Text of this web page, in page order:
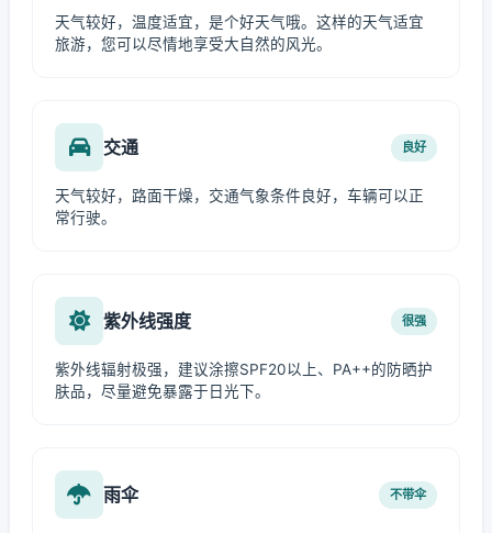
天气较好，温度适宜，是个好天气哦。这样的天气适宜
旅游，您可以尽情地享受大自然的风光。
交通 良好
天气较好，路面干燥，交通气象条件良好，车辆可以正
常行驶。
紫外线强度 很强
紫外线辐射极强，建议涂擦SPF20以上、PA++的防晒护
肤品，尽量避免暴露于日光下。
雨伞 不带伞